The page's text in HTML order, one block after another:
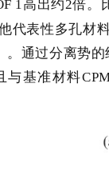
1高出约2倍。
代表性多孔材
。通过分离势
与基准材料